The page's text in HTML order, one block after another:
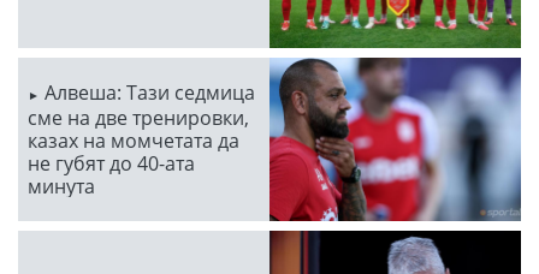
Алвеша: Тази седмица
сме на две тренировки,
казах на момчетата да
не губят до 40-ата
минута